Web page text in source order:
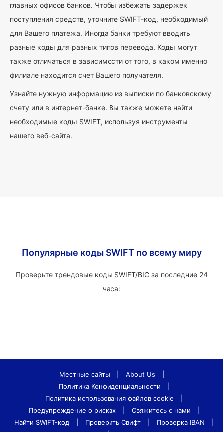
главных офисов банков. Чтобы избежать задержек
поступления средств, уточните SWIFT-код, необходимый
для Вашего платежа. Иногда банки требуют вводить
разные коды для разных типов перевода. Коды могут
также отличаться в зависимости от того, в каком именно
филиале находится счет Вашего получателя.
Узнайте нужную информацию из выписки по банковскому
счету или в интернет-банке. Вы также можете найти
необходимые коды SWIFT, используя инструменты
нашего веб-сайта.
Популярные коды SWIFT по всему миру
Проверьте трендовые коды SWIFT/BIC за последние 24
часа:
Местные сайты About Us
Политика Конфиденциальности
Политика использования файлов cookie
Предупреждение о рисках
Свяжитесь с нами
Найти SWIFT-код
Проверить Свифт Проверка IBAN